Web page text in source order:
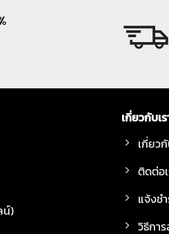
น์)
เกี่ยวกับเร
เกี่ยว
ติดต่อ
แจ้งชำ
วิธีกา